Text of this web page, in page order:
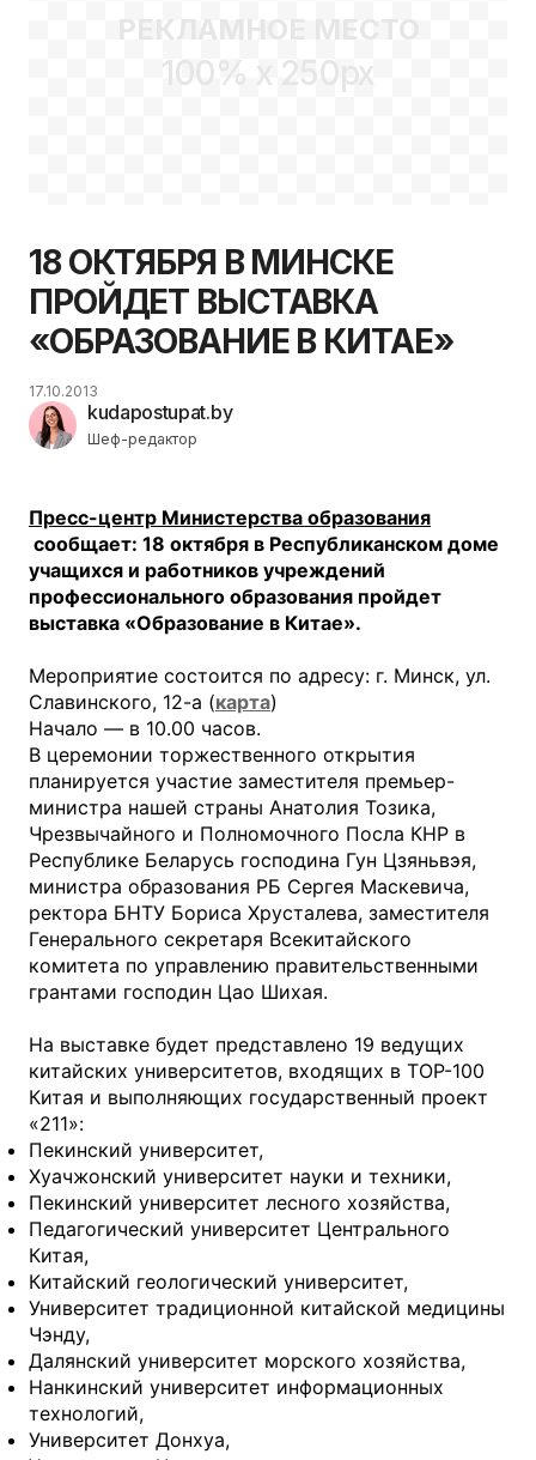
РЕКЛАМНОЕ МЕСТО
100% x 250px
18 ОКТЯБРЯ В МИНСКЕ
ПРОЙДЕТ ВЫСТАВКА
«ОБРАЗОВАНИЕ В КИТАЕ»
kudapostupat.by
Шеф-редактор
17.10.2013
Пресс-центр Министерства образования
сообщает: 18 октября в Республиканском доме
учащихся и работников учреждений
профессионального образования пройдет
выставка «Образование в Китае».
Мероприятие состоится по адресу: г. Минск, ул.
Славинского, 12-а (карта)
Начало — в 10.00 часов.
В церемонии торжественного открытия
планируется участие заместителя премьер-
министра нашей страны Анатолия Тозика,
Чрезвычайного и Полномочного Посла КНР в
Республике Беларусь господина Гун Цзяньвэя,
министра образования РБ Сергея Маскевича,
ректора БНТУ Бориса Хрусталева, заместителя
Генерального секретаря Всекитайского
комитета по управлению правительственными
грантами господин Цао Шихая.
На выставке будет представлено 19 ведущих
китайских университетов, входящих в ТОР-100
Китая и выполняющих государственный проект
«211»:
Пекинский университет,
Хуачжонский университет науки и техники,
Пекинский университет лесного хозяйства,
Педагогический университет Центрального
Китая,
Китайский геологический университет,
Университет традиционной китайской медицины
Чэнду,
Далянский университет морского хозяйства,
Нанкинский университет информационных
технологий,
Университет Донхуа,